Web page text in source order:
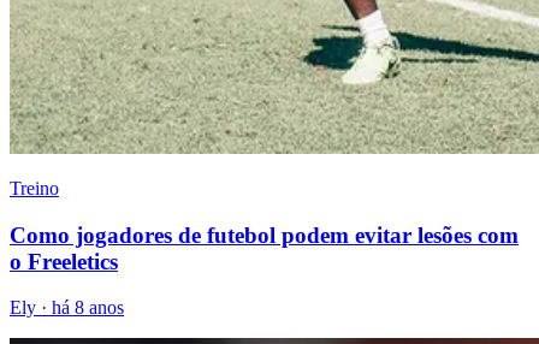
Treino
Como jogadores de futebol podem evitar lesões com
o Freeletics
Ely · há 8 anos